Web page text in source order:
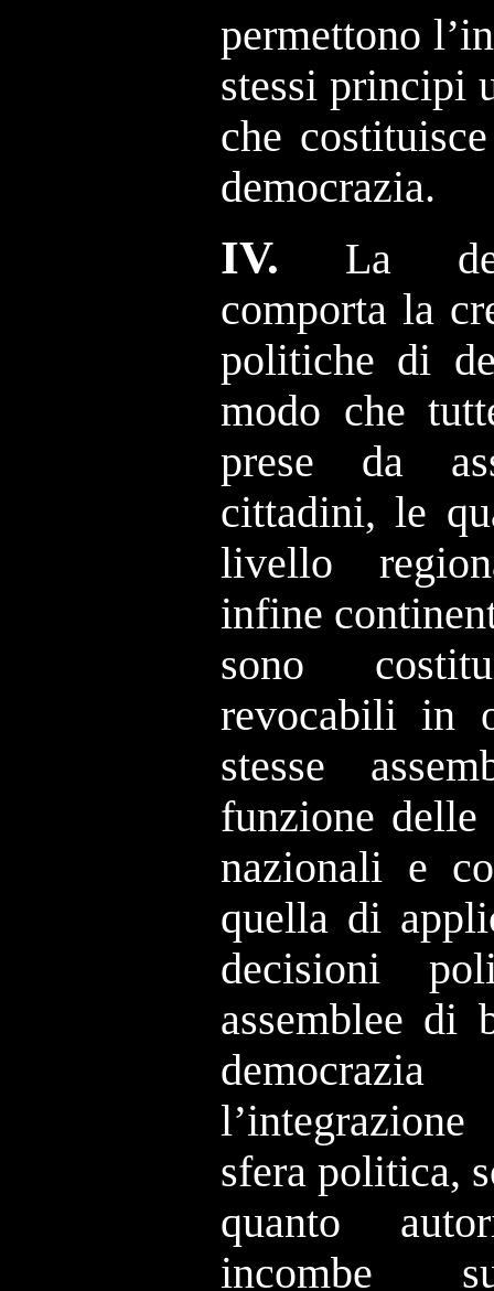
permettono
stessi principi
che
democrazia.
IV.
La
comporta la
politiche di
modo che
prese da
cittadini, le
livello
infine
sono
revocabili in
stesse
funzione delle
nazionali e
quella di
decisioni
assemblee di
sfera politica,
quanto
incombe